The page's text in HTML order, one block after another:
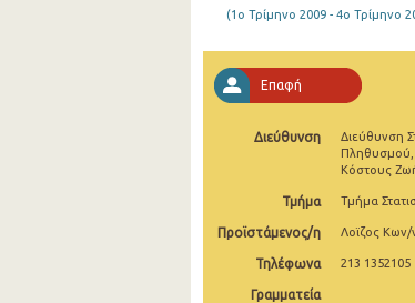
2o Τρίμηνο 2020
1o Τρίμηνο 2020
4o Τρίμηνο 2019
3o Τρίμηνο 2019
2o Τρίμηνο 2019
1o Τρίμηνο 2019
3o Τρίμηνο 2018
(1o Τρίμηνο 2009 - 4o Τρίμηνο
Επαφή
Διεύθυνση
Διεύθυνση
Πληθυσμού,
Κόστους
Τμήμα Τμήμα
Προϊστάμενος/η Λοϊζος Κων/
Τηλέφωνα 213 1352105
Γραμματεία